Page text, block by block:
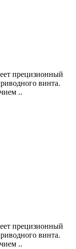
прецизионный
винта.
..
прецизионный
винта.
..